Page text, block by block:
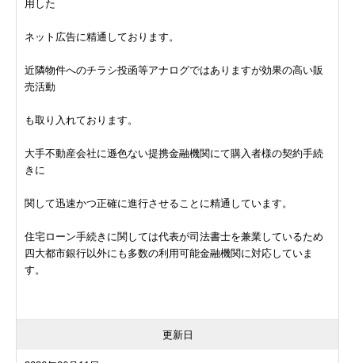
用した
ネット広告に精通しております。
近隣物件へのチラシ投函等アナログではありますが効果の高い販
売活動
も取り入れております。
大手不動産会社に遜色ない提携金融機関にて購入者様の契約手続
きに
関して迅速かつ正確に進行させることに精通しています。
住宅ローン手続きに関しては代表が司法書士を兼業しているため
四大都市銀行以外にも多数の利用可能金融機関に対応していま
す。
更新日